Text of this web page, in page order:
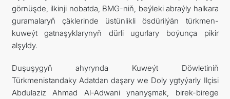
görnüşde, ilkinji nobatda, BMG-niň, beýleki abraýly halkara
guramalaryň çäklerinde üstünlikli ösdürilýän türkmen-
kuweýt gatnaşyklarynyň dürli ugurlary boýunça pikir
alşyldy.
Duşuşygyň ahyrynda Kuweýt Döwletiniň
Türkmenistandaky Adatdan daşary we Doly ygtyýarly Ilçisi
Abdulaziz Ahmad Al-Adwani ynanyşmak, birek-birege